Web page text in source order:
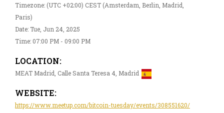
Timezone: (UTC +02:00) CEST (Amsterdam, Berlin, Madrid,
Paris)
Date: Tue, Jun 24, 2025
Time: 07:00 PM - 09:00 PM
LOCATION:
MEAT Madrid, Calle Santa Teresa 4, Madrid
WEBSITE:
https://www.meetup.com/bitcoin-tuesday/events/308551620/